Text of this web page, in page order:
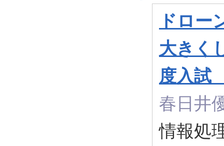
ドロー
大きく
度入試
春日井
情報処